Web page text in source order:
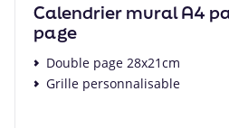
Calendrier mural A4
page
Double page 28x21cm
Grille personnalisable